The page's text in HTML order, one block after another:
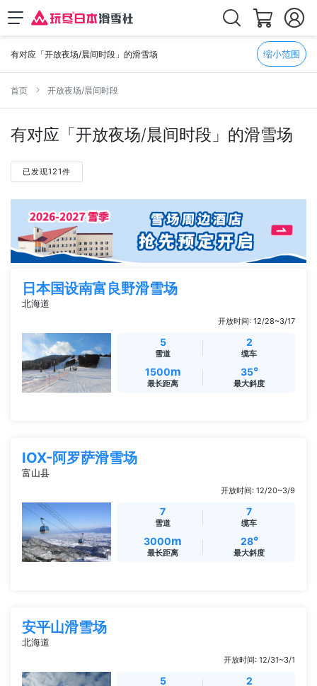
有对应「开放夜场/晨间时段」的滑雪场 缩小范围
首页 开放夜场/晨间时段
有对应「开放夜场/晨间时段」的滑雪场
已发现121件
日本国设南富良野滑雪场
北海道
开放时间: 12/28~3/17
5
雪道
2
缆车
1500m
最长距离
35°
最大斜度
IOX-阿罗萨滑雪场
富山县
开放时间: 12/20~3/9
7
雪道
7
缆车
3000m
最长距离
28°
最大斜度
安平山滑雪场
北海道
开放时间: 12/31~3/1
5 2